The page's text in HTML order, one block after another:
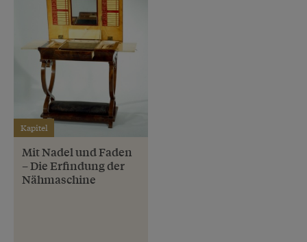
Kapitel
Mit Nadel und Faden
– Die Erfindung der
Nähmaschine